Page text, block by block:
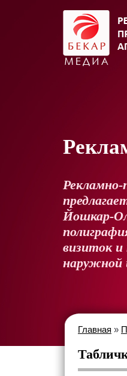
Рекламно-
Йошкар-
визиток и
наружной
Главная »